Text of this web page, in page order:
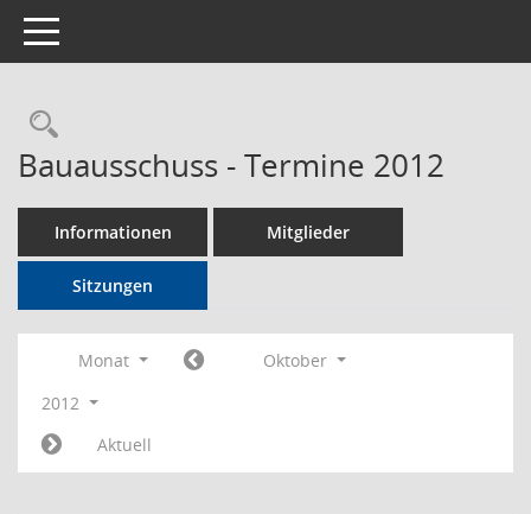
Toggle navigation
Rechercheauswahl
Bauausschuss - Termine 2012
Informationen Mitglieder
Sitzungen
Monat
Oktober
2012
Aktuell